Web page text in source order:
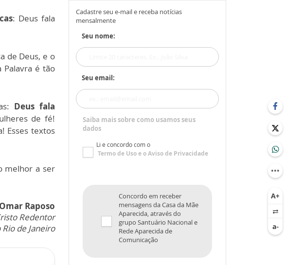
: Deus fala
de Deus, e o
Palavra é tão
Deus fala
de fé!
Esses textos
melhor a ser
Raposo
Redentor
de Janeiro
Cadastre seu e-mail e receba notícias
mensalmente
Seu nome:
Seu email:
Saiba mais sobre como usamos seus
dados
Li e concordo com o
Termo de Usoe oAviso de Privacidade
Concordo em receber
mensagens da Casa da Mãe
Aparecida, através do
grupo Santuário Nacional e
Rede Aparecida de
Comunicação